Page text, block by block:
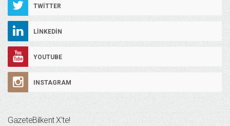
TWITTER
LINKEDIN
YOUTUBE
INSTAGRAM
GazeteBilkent X’te!